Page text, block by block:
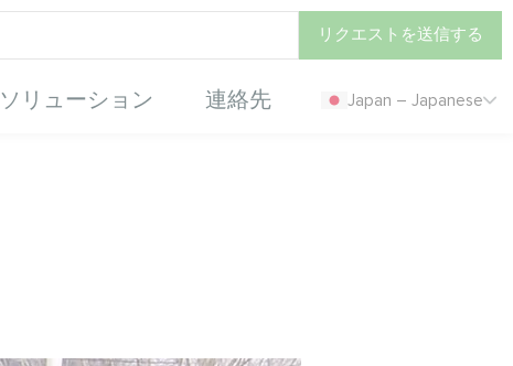
リクエストを送信する
ソリューション 連絡先 Japan – Japanese